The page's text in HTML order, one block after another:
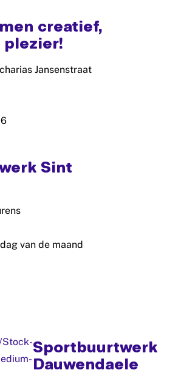
creatief,
plezier!
Jansenstraat
Sint
van de maand
Sportbuurtwerk
Dauwendaele